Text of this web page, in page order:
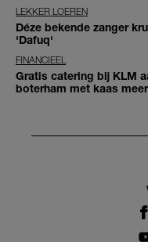
LEKKER LOEREN
Déze bekende zanger
'Dafuq'
FINANCIEEL
Gratis catering bij KLM
boterham met kaas meer